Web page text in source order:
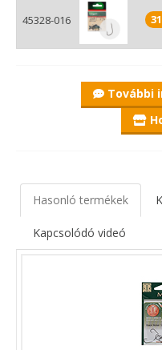
45328-016
További
Hasonló termékek
Kapcsolódó videó